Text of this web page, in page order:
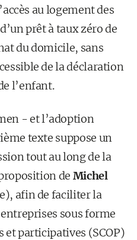
au logement des
prêt à taux zéro de
du domicile, sans
de la déclaration
l’enfant.
- et l’adoption
texte suppose un
tout au long de la
de Michel
afin de faciliter la
sous forme
et participatives (SCOP)